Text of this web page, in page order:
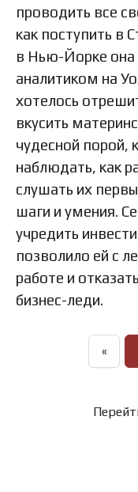
проводить все
как поступить в
в Нью-Йорке она
аналитиком на
хотелось
вкусить
чудесной порой,
наблюдать, как
слушать их
шаги и умения.
учредить
позволило ей с
работе и
бизнес-леди.
«